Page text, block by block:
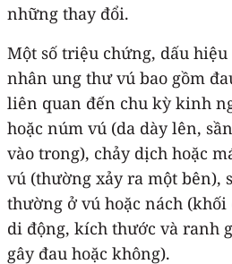
những thay đổi.
Một số triệu chứng, dấu
nhân ung thư vú bao gồm
liên quan đến chu kỳ kinh
hoặc núm vú (da dày lên,
vào trong), chảy dịch hoặc
vú (thường xảy ra một bên),
thường ở vú hoặc nách (khối
di động, kích thước và ranh
gây đau hoặc không).